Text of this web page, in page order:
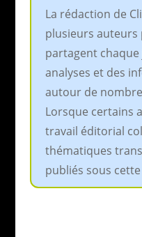
La rédaction de
plusieurs auteurs
partagent
analyses et des
autour de
Lorsque certains
travail éditorial
thématiques
publiés sous